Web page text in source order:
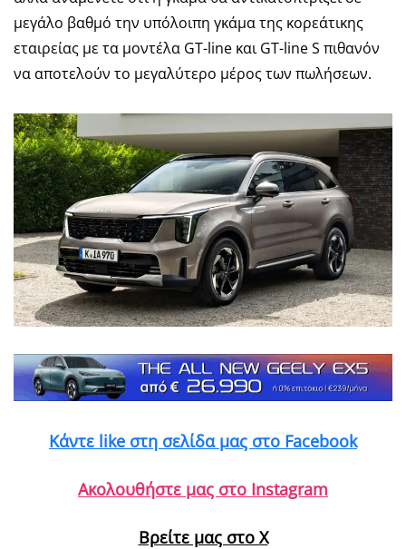
μεγάλο βαθμό την υπόλοιπη γκάμα της κορεάτικης
εταιρείας με τα μοντέλα GT-line και GT-line S πιθανόν
να αποτελούν το μεγαλύτερο μέρος των πωλήσεων.
Κάντε like στη σελίδα μας στο Facebook
Ακολουθήστε μας στο Instagram
Βρείτε μας στο X